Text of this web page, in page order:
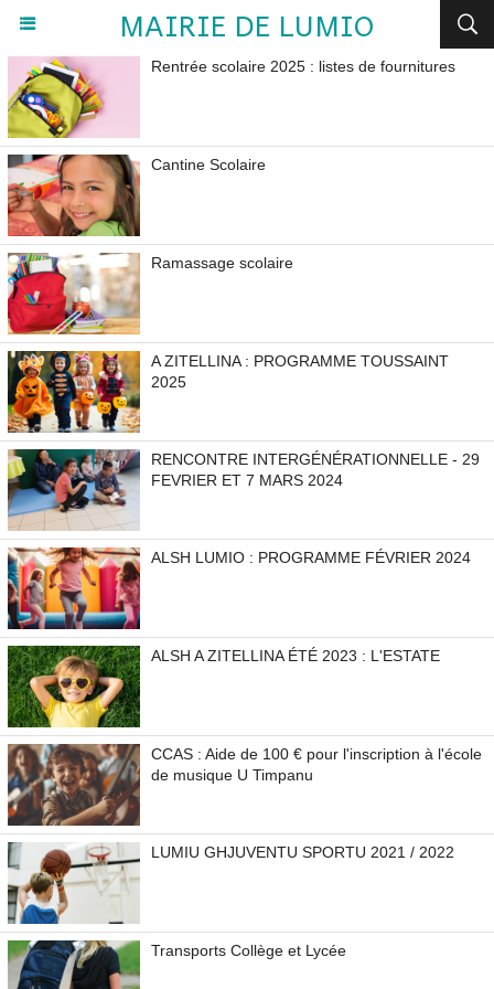
MAIRIE DE LUMIO
Rentrée scolaire 2025 : listes de fournitures
Cantine Scolaire
Ramassage scolaire
A ZITELLINA : PROGRAMME TOUSSAINT
2025
RENCONTRE INTERGÉNÉRATIONNELLE - 29
FEVRIER ET 7 MARS 2024
ALSH LUMIO : PROGRAMME FÉVRIER 2024
ALSH A ZITELLINA ÉTÉ 2023 : L'ESTATE
CCAS : Aide de 100 € pour l'inscription à l'école
de musique U Timpanu
LUMIU GHJUVENTU SPORTU 2021 / 2022
Transports Collège et Lycée